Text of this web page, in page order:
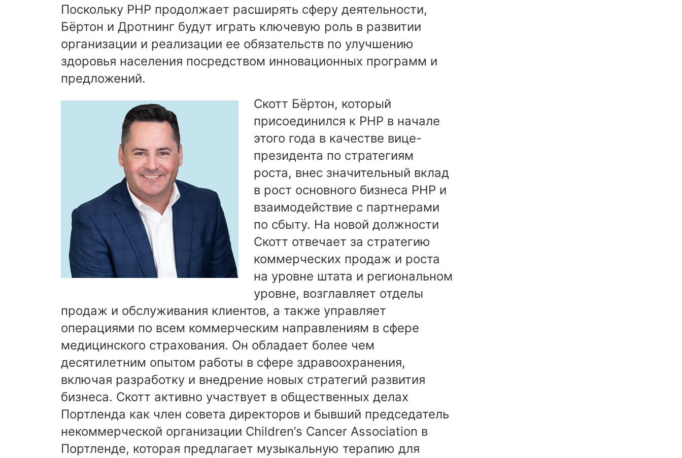
Поскольку PHP продолжает расширять сферу деятельности,
Бёртон и Дротнинг будут играть ключевую роль в развитии
организации и реализации ее обязательств по улучшению
здоровья населения посредством инновационных программ и
предложений.
Скотт Бёртон, который
присоединился к PHP в начале
этого года в качестве вице-
президента по стратегиям
роста, внес значительный вклад
в рост основного бизнеса PHP и
взаимодействие с партнерами
по сбыту. На новой должности
Скотт отвечает за стратегию
коммерческих продаж и роста
на уровне штата и региональном
уровне, возглавляет отделы
продаж и обслуживания клиентов, а также управляет
операциями по всем коммерческим направлениям в сфере
медицинского страхования. Он обладает более чем
десятилетним опытом работы в сфере здравоохранения,
включая разработку и внедрение новых стратегий развития
бизнеса. Скотт активно участвует в общественных делах
Портленда как член совета директоров и бывший председатель
некоммерческой организации Children’s Cancer Association в
Портленде, которая предлагает музыкальную терапию для